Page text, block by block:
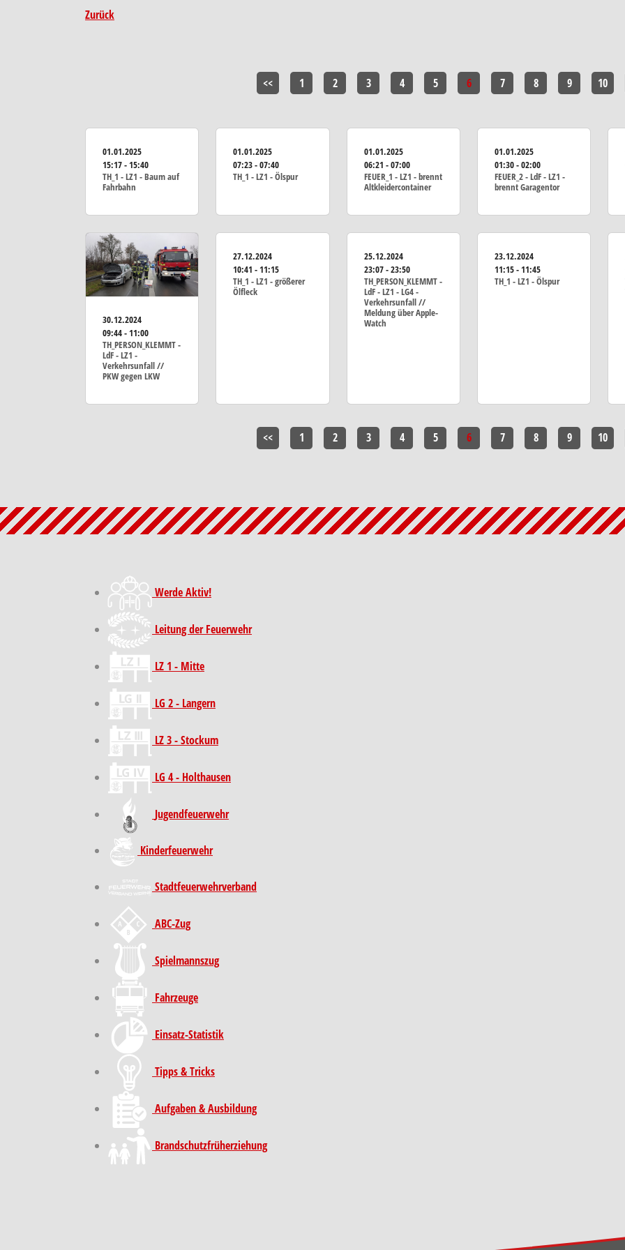
Zurück
<< 1 2 3 4 5 6 7 8 9 10
01.01.2025
15:17 - 15:40
TH_1 - LZ1 - Baum auf
Fahrbahn
01.01.2025
07:23 - 07:40
TH_1 - LZ1 - Ölspur
01.01.2025
06:21 - 07:00
FEUER_1 - LZ1 - brennt
Altkleidercontainer
01.01.2025
01:30 - 02:00
FEUER_2 - LdF - LZ1 -
brennt Garagentor
30.12.2024
09:44 - 11:00
TH_PERSON_KLEMMT -
LdF - LZ1 -
Verkehrsunfall //
PKW gegen LKW
27.12.2024
10:41 - 11:15
TH_1 - LZ1 - größerer
Ölfleck
25.12.2024
23:07 - 23:50
TH_PERSON_KLEMMT -
LdF - LZ1 - LG4 -
Verkehrsunfall //
Meldung über Apple-
Watch
23.12.2024
11:15 - 11:45
TH_1 - LZ1 - Ölspur
<< 1 2 3 4 5 6 7 8 9 10
Werde Aktiv!
Leitung der Feuerwehr
LZ 1 - Mitte
LG 2 - Langern
LZ 3 - Stockum
LG 4 - Holthausen
Jugendfeuerwehr
Kinder­feuer­wehr
Stadt­feuer­wehr­verband
ABC-Zug
Spielmannszug
Fahrzeuge
Einsatz-Statistik
Tipps & Tricks
Aufgaben & Ausbildung
Brand­schutz­früh­erziehung